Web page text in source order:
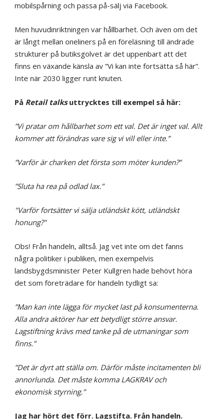
mobilspårning och passa på-sälj via Facebook.
Men huvudinriktningen var hållbarhet. Och även om det
är långt mellan oneliners på en föreläsning till ändrade
strukturer på butiksgolvet är det uppenbart att det
finns en växande känsla av ”Vi kan inte fortsätta så här”.
Inte när 2030 ligger runt knuten.
På Retail talksuttrycktes till exempel så här:
”Vi pratar om hållbarhet som ett val. Det är inget val. Allt
kommer att förändras vare sig vi vill eller inte.”
”Varför är charken det första som möter kunden?”
”Sluta ha rea på odlad lax.”
"Varför fortsätter vi sälja utländskt kött, utländskt
honung?"
Obs! Från handeln, alltså. Jag vet inte om det fanns
några politiker i publiken, men exempelvis
landsbygdsminister Peter Kullgren hade behövt höra
det som företrädare för handeln tydligt sa:
”Man kan inte lägga för mycket last på konsumenterna.
Alla andra aktörer har ett betydligt större ansvar.
Lagstiftning krävs med tanke på de utmaningar som
finns.”
”Det är dyrt att ställa om. Därför måste incitamenten bli
annorlunda. Det måste komma LAGKRAV och
ekonomisk styrning.”
Jag har hört det förr. Lagstifta. Från handeln.